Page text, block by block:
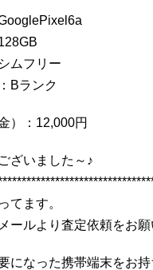
ムフリー
Bランク
）：12,000円
ざいました～♪
てます。
ールより査定依頼をお願
になった携帯端末をお